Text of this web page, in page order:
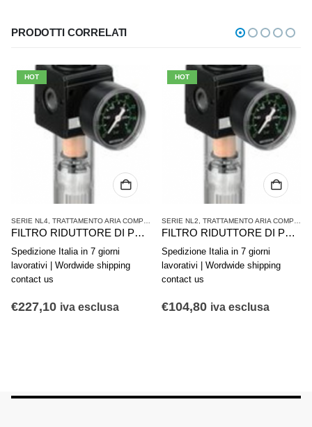
PRODOTTI CORRELATI
HOT
SERIE NL4 TRATTAMENTO ARIA COMPRESSA
FILTRO RIDUTTORE DI PRESSIONE AVENTICS SERIE NL4-FRE 0821300234
Spedizione Italia in 7 giorni
lavorativi | Wordwide shipping
contact us
€227,10 iva esclusa
HOT
SERIE NL2 TRATTAMENTO ARIA COMPRESSA
FILTRO RIDUTTORE DI PRESSIONE AVENTICS SERIE NL2-FRE 0821300303
Spedizione Italia in 7 giorni
lavorativi | Wordwide shipping
contact us
€104,80 iva esclusa